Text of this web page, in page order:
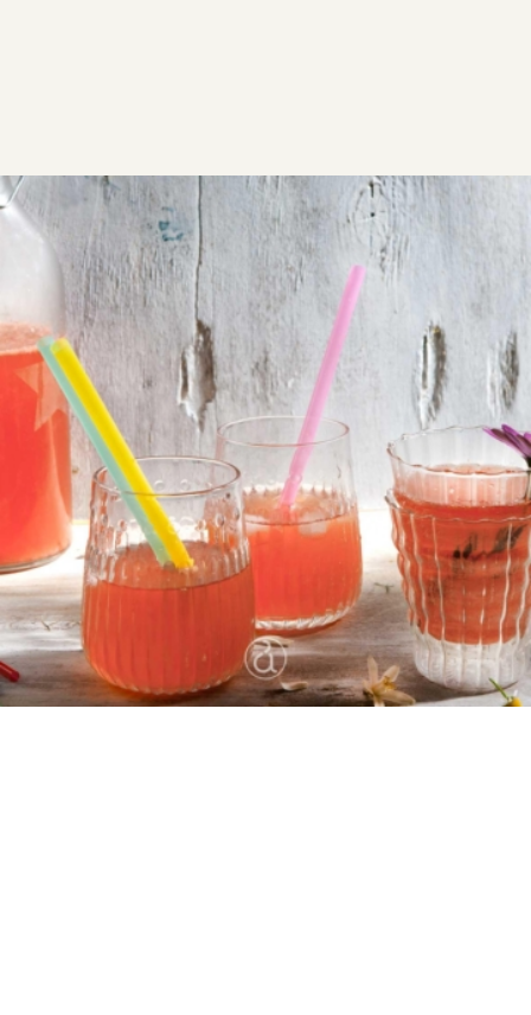
ΣΥΝΤΑΓΕΣ ΡΟΦΗΜΑΤΑ - ΠΟΤΑ
Ροζ λεμονάδα
Ροζ λεμονάδα με φράουλες, δροσερό αναψυκτικό
που θα φτιάξετε εύκολα. Ό,τι πρέπει για παιδικό
πάρτυ, ακόμα και για βάφτιση.
Εύκολη 0:20
6 - 8 10 λεπτά 10 λεπτά